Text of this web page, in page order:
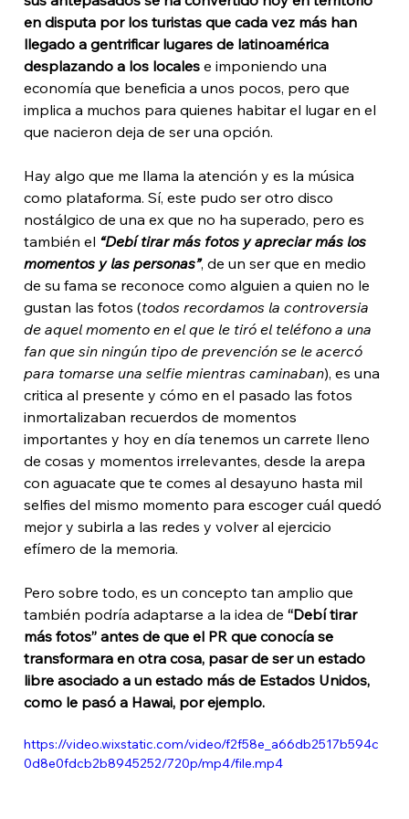
en disputa por los turistas que cada vez más han
llegado a gentrificar lugares de latinoamérica
desplazando a los locales e imponiendo una
economía que beneficia a unos pocos, pero que
implica a muchos para quienes habitar el lugar en el
que nacieron deja de ser una opción.
Hay algo que me llama la atención y es la música
como plataforma. Sí, este pudo ser otro disco
nostálgico de una ex que no ha superado, pero es
también el “Debí tirar más fotos y apreciar más los
momentos y las personas”, de un ser que en medio
de su fama se reconoce como alguien a quien no le
gustan las fotos (todos recordamos la controversia
de aquel momento en el que le tiró el teléfono a una
fan que sin ningún tipo de prevención se le acercó
para tomarse una selfie mientras caminaban), es una
critica al presente y cómo en el pasado las fotos
inmortalizaban recuerdos de momentos
importantes y hoy en día tenemos un carrete lleno
de cosas y momentos irrelevantes, desde la arepa
con aguacate que te comes al desayuno hasta mil
selfies del mismo momento para escoger cuál quedó
mejor y subirla a las redes y volver al ejercicio
efímero de la memoria.
Pero sobre todo, es un concepto tan amplio que
también podría adaptarse a la idea de “Debí tirar
más fotos” antes de que el PR que conocía se
transformara en otra cosa, pasar de ser un estado
libre asociado a un estado más de Estados Unidos,
como le pasó a Hawai, por ejemplo.
https://video.wixstatic.com/video/f2f58e_a66db2517b594c
0d8e0fdcb2b8945252/720p/mp4/file.mp4